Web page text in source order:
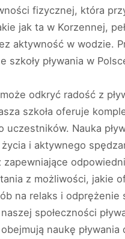
fizycznej, która
jak ta w Korzennej,
aktywność w wodzie.
pływania w
odkryć radość z
szkoła oferuje
Nauka
i aktywnego
z możliwości, jakie
na relaks i
społeczności
naukę pływania